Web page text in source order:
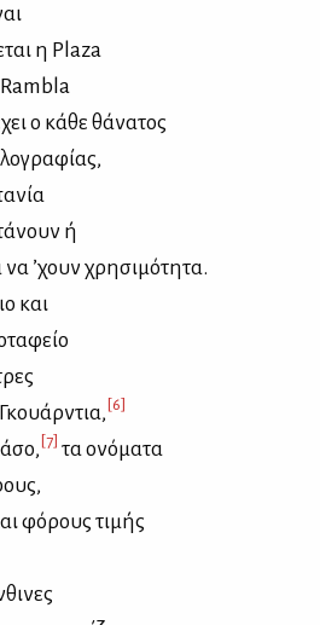
η Plaza
ο κά­θε θά­να­τος
ή
’χουν χρη­σι­μό­τη­τα.
και
[6]
[7] τα ονό­μα­τα
φό­ρους τι­μής